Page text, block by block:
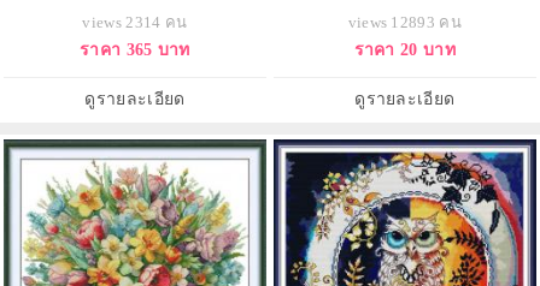
views 2314 คน
ราคา 365 บาท
ดูรายละเอียด
views 12893 คน
ราคา 20 บาท
ดูรายละเอียด